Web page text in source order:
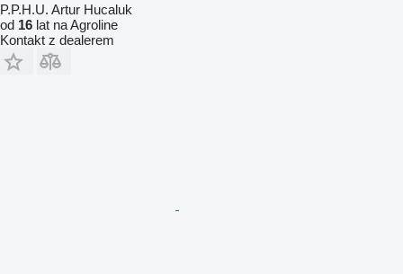
P.P.H.U. Artur Hucaluk
od 16 lat na Agroline
Kontakt z dealerem